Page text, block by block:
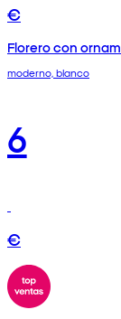
€
Florero con
moderno, blanco
6
€